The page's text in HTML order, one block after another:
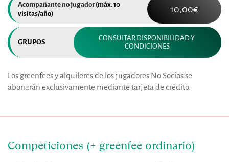
Acompañante no jugador (máx. 10
visitas/año)
10,00€
GRUPOS
CONSULTAR DISPONIBILIDAD Y
CONDICIONES
Los greenfees y alquileres de los jugadores No Socios se
abonarán exclusivamente mediante tarjeta de crédito.
Competiciones (+ greenfee ordinario)